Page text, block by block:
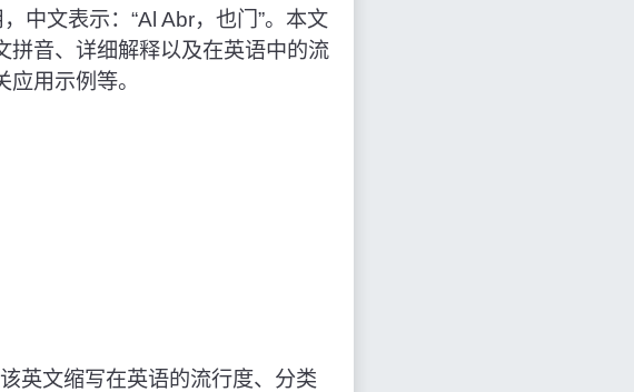
中文表示：“Al Abr，也门”。本文
拼音、详细解释以及在英语中的流
用示例等。
英文缩写在英语的流行度、分类